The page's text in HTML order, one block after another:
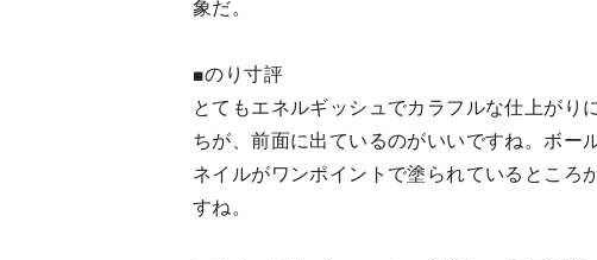
象だ。
■のり寸評
とてもエネルギッシュでカラフルな仕上がり
ちが、前面に出ているのがいいですね。ボー
ネイルがワンポイントで塗られているところ
すね。